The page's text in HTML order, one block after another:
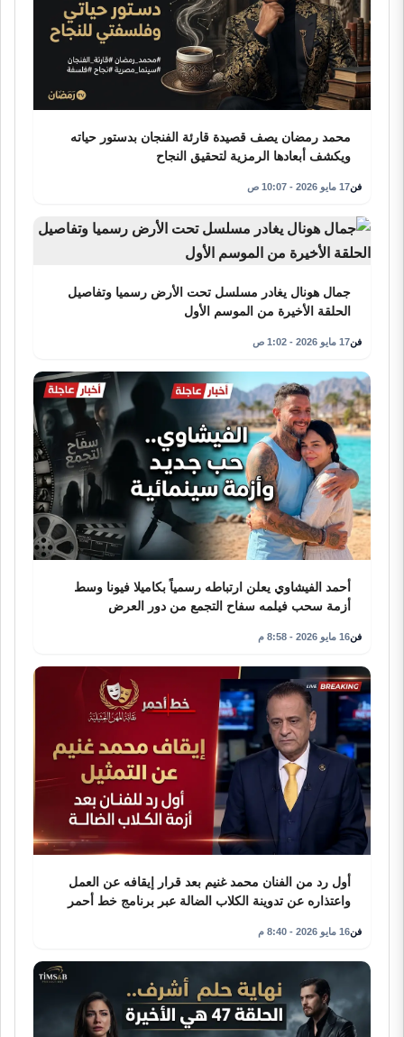
محمد رمضان يصف قصيدة قارئة الفنجان بدستور حياته
ويكشف أبعادها الرمزية لتحقيق النجاح
فن17 مايو 2026 - 10:07 ص
جمال هونال يغادر مسلسل تحت الأرض رسميا وتفاصيل
الحلقة الأخيرة من الموسم الأول
فن17 مايو 2026 - 1:02 ص
أحمد الفيشاوي يعلن ارتباطه رسمياً بكاميلا فيونا وسط
أزمة سحب فيلمه سفاح التجمع من دور العرض
فن16 مايو 2026 - 8:58 م
أول رد من الفنان محمد غنيم بعد قرار إيقافه عن العمل
واعتذاره عن تدوينة الكلاب الضالة عبر برنامج خط أحمر
فن16 مايو 2026 - 8:40 م